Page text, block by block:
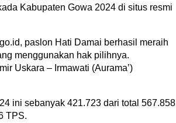
Kabupaten Gowa 2024 di situs resmi
paslon Hati Damai berhasil meraih
menggunakan hak pilihnya.
Uskara – Irmawati (Aurama’)
ini sebanyak 421.723 dari total 567.858
TPS.